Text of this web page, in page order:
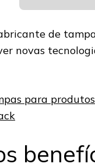
de
novas
para